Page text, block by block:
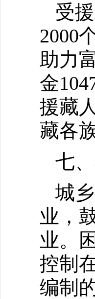
受
2000
助力
金
援藏
藏各
七
城
业，
业。
控制
编制